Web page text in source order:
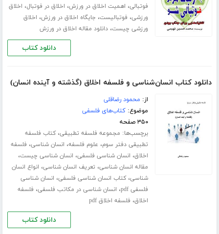
فوتبالی، اهمیت اخلاق در ورزش، اخلاق در فوتبال، اخلاق
ورزشی، فوتبالیست، جایگاه اخلاق در ورزش، اخلاق
ورزشی چیست،دانلود مقاله اخلاق در ورزش
دانلود کتاب
دانلود کتاب انسان‌شناسی و فلسفه اخلاق (گذشته و آینده انسان)
از: محمود رضاقلی
موضوع:کتاب‌های فلسفی
۳۵۰ صفحه
برچسب‌ها: مجموعه فلسفه تطبیقی،کتاب فلسفه
تطبیقی دفتر سوم، علوم فلسفه، انسان شناسی، فلسفه
اخلاق، انسان شناسی فلسفی، انسان شناسی چیست،
مقاله انسان شناسی، تعریف انسان شناسی، انواع انسان
شناسی،کتاب انسان شناسی فلسفی، انسان شناسی
فلسفی pdf
، انسان شناسی در مکاتب فلسفی، فلسفه
اخلاق، فلسفه اخلاق pdf
دانلود کتاب